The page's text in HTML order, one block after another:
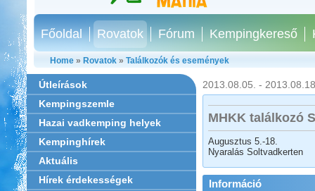
Főoldal Rovatok Fórum Kempingkereső
Home » Rovatok » Találkozók és események
Útleírások
Kempingszemle
Hazai vadkemping helyek
Kempinghírek
Aktuális
Hírek érdekességek
2013.08.05. -
MHKK találkozó
Augusztus 5.-18.
Nyaralás Soltvadkerten
Információ